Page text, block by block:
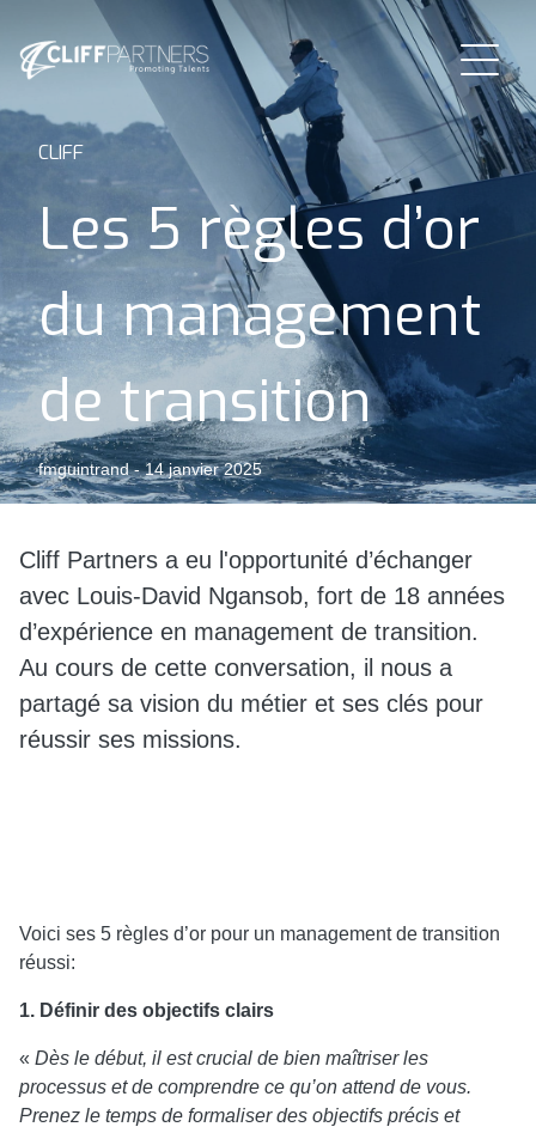
CLIFF
Les 5 règles d’or
du management
de transition
fmguintrand-14 janvier 2025
Cliff Partners a eu l'opportunité d’échanger
avec Louis-David Ngansob, fort de 18 années
d’expérience en management de transition.
Au cours de cette conversation, il nous a
partagé sa vision du métier et ses clés pour
réussir ses missions.
Voici ses 5 règles d’or pour un management de transition
réussi:
1. Définir des objectifs clairs
« Dès le début, il est crucial de bien maîtriser les
processus et de comprendre ce qu’on attend de vous.
Prenez le temps de formaliser des objectifs précis et